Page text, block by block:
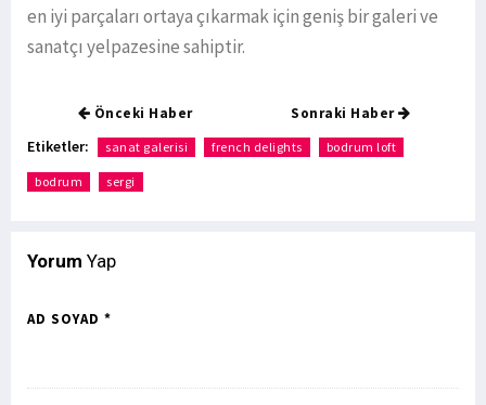
en iyi parçaları ortaya çıkarmak için geniş bir galeri ve
sanatçı yelpazesine sahiptir.
Önceki Haber Sonraki Haber
Etiketler: sanat galerisi french delights bodrum loft
bodrum sergi
Yorum Yap
AD SOYAD *